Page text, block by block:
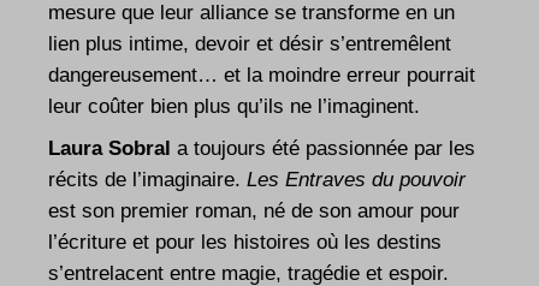
mesure que leur alliance se transforme en un
lien plus intime, devoir et désir s’entremêlent
dangereusement… et la moindre erreur pourrait
leur coûter bien plus qu’ils ne l’imaginent.
Laura Sobral a toujours été passionnée par les
récits de l’imaginaire. Les Entraves du pouvoir
est son premier roman, né de son amour pour
l’écriture et pour les histoires où les destins
s’entrelacent entre magie, tragédie et espoir.